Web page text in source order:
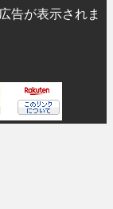
告が表示されま